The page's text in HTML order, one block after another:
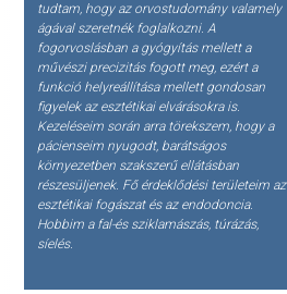
tudtam, hogy az orvostudomány valamely
ágával szeretnék foglalkozni. A
fogorvoslásban a gyógyítás mellett a
művészi precizitás fogott meg, ezért a
funkció helyreállítása mellett gondosan
figyelek az esztétikai elvárásokra is.
Kezeléseim során arra törekszem, hogy a
pácienseim nyugodt, barátságos
környezetben szakszerű ellátásban
részesüljenek. Fő érdeklődési területeim az
esztétikai fogászat és az endodoncia.
Hobbim a fal-és sziklamászás, túrázás,
síelés.